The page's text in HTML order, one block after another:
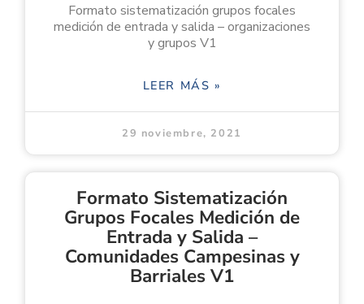
Formato sistematización grupos focales
medición de entrada y salida – organizaciones
y grupos V1
LEER MÁS »
29 noviembre, 2021
Formato Sistematización
Grupos Focales Medición de
Entrada y Salida –
Comunidades Campesinas y
Barriales V1